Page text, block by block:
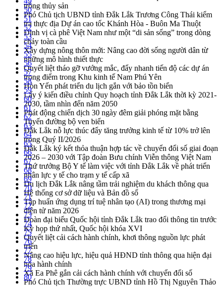
trồng thủy sản
Phó Chủ tịch UBND tỉnh Đắk Lắk Trương Công Thái kiểm
tra thực địa Dự án cao tốc Khánh Hòa - Buôn Ma Thuột
Định vị cà phê Việt Nam như một “di sản sống” trong dòng
chảy toàn cầu
Xây dựng nông thôn mới: Nâng cao đời sống người dân từ
những mô hình thiết thực
Quyết liệt tháo gỡ vướng mắc, đẩy nhanh tiến độ các dự án
trọng điểm trong Khu kinh tế Nam Phú Yên
Hòn Yến phát triển du lịch gắn với bảo tồn biển
Lấy ý kiến điều chỉnh Quy hoạch tỉnh Đắk Lắk thời kỳ 2021-
2030, tầm nhìn đến năm 2050
Phát động chiến dịch 30 ngày đêm giải phóng mặt bằng
Tuyến đường bộ ven biển
Đắk Lắk nỗ lực thúc đẩy tăng trưởng kinh tế từ 10% trở lên
trong Quý II/2026
Đắk Lắk ký kết thỏa thuận hợp tác về chuyển đổi số giai đoạn
2026 – 2030 với Tập đoàn Bưu chính Viễn thông Việt Nam
Thứ trưởng Bộ Y tế làm việc với tỉnh Đắk Lắk về phát triển
nhân lực y tế cho trạm y tế cấp xã
Du lịch Đắk Lắk nâng tầm trải nghiệm du khách thông qua
Hệ thống cơ sở dữ liệu và Bản đồ số
Tập huấn ứng dụng trí tuệ nhân tạo (AI) trong thương mại
điện tử năm 2026
Đoàn đại biểu Quốc hội tỉnh Đắk Lắk trao đổi thông tin trước
Kỳ họp thứ nhất, Quốc hội khóa XVI
Quyết liệt cải cách hành chính, khơi thông nguồn lực phát
triển
Nâng cao hiệu lực, hiệu quả HĐND tỉnh thông qua hiện đại
hóa hành chính
Xã Ea Phê gắn cải cách hành chính với chuyển đổi số
Phó Chủ tịch Thường trực UBND tỉnh Hồ Thị Nguyên Thảo
50
51
52
53
54
55
56
57
58
59
60
61
62
63
64
65
66
67
68
69
70
71
72
73
74
75
76
77
78
79
80